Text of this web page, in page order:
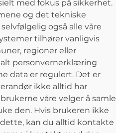
med fokus på sikkerhet.
og det tekniske
også alle våre
tilhører vanligvis
regioner eller
personvernerklæring
data er regulert. Det er
ikke alltid har
våre velger å samle
den. Hvis brukeren ikke
kan du alltid kontakte